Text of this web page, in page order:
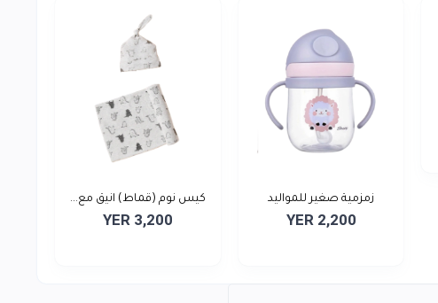
زمزمية صغير للمواليد
YER 2,200
كيس نوم (قماط) انيق مع...
YER 3,200